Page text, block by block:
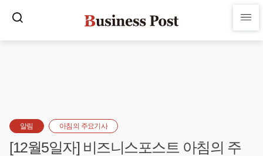
알림 아침의 주요기사
[12월5일자] 비즈니스포스트 아침의 주